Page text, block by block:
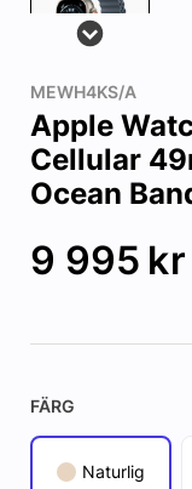
MEWH4KS/A
Apple
Cellular
Ocean
9 995 kr
FÄRG
Naturlig